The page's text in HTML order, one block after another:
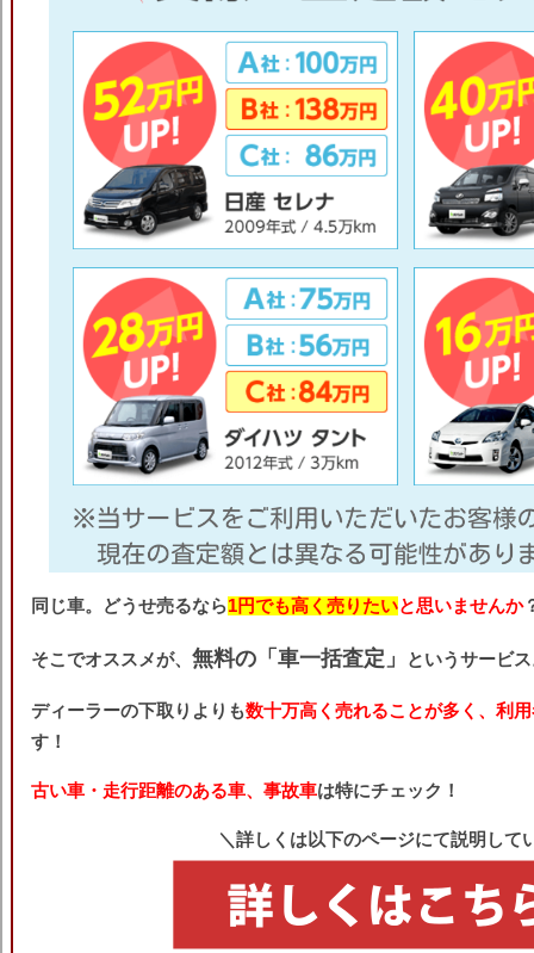
同じ車。どうせ売るなら1円でも高く売りたいと思いませんか
そこでオススメが、 無料の「車一括査定」 というサービ
ディーラーの下取りよりも数十万高く売れることが多く、利
す！
古い車・走行距離のある車、事故車は特にチェック！
＼詳しくは以下のページにて説明して